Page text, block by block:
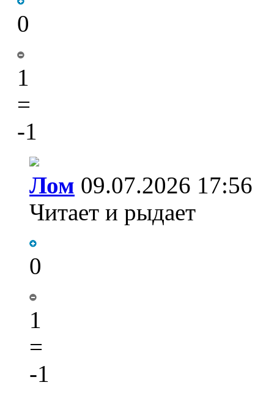
0
1
=
-1
Лом 09.07.2026 17:56
Читает и рыдает
0
1
=
-1